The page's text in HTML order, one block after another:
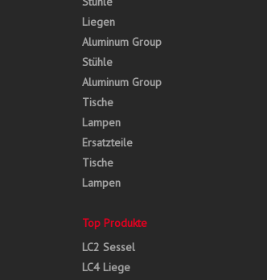
Liegen
Aluminum Group
Stühle
Aluminum Group
Tische
Lampen
Ersatzteile
Tische
Lampen
Top Produkte
LC2 Sessel
LC4 Liege